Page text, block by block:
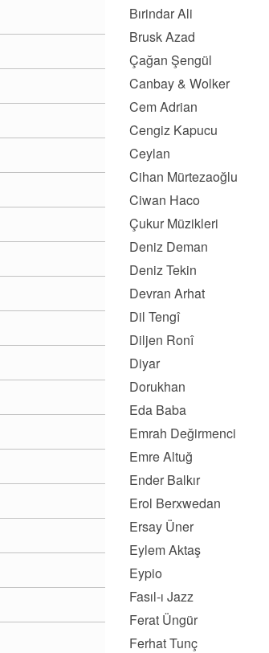
Bırindar Ali
Brusk Azad
Çağan Şengül
Canbay & Wolker
Cem Adrian
Cengiz Kapucu
Ceylan
Cihan Mürtezaoğlu
Ciwan Haco
Çukur Müzikleri
Deniz Deman
Deniz Tekin
Devran Arhat
Dil Tengî
Diljen Ronî
Diyar
Dorukhan
Eda Baba
Emrah Değirmenci
Emre Altuğ
Ender Balkır
Erol Berxwedan
Ersay Üner
Eylem Aktaş
Eypio
Fasıl-ı Jazz
Ferat Üngür
Ferhat Tunç